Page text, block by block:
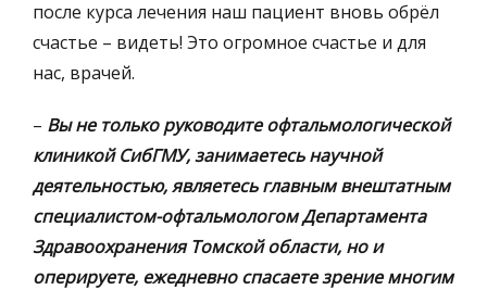
после курса лечения наш пациент вновь обрёл
счастье – видеть! Это огромное счастье и для
нас, врачей.
– Вы не только руководите офтальмологической
клиникой СибГМУ, занимаетесь научной
деятельностью, являетесь главным внештатным
специалистом-офтальмологом Департамента
Здравоохранения Томской области, но и
оперируете, ежедневно спасаете зрение многим